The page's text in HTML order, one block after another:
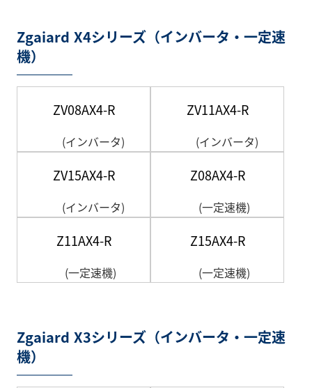
Zgaiard X4シリーズ（インバータ・一定速
機）
ZV08AX4-R
(インバータ)
ZV11AX4-R
(インバータ)
ZV15AX4-R
(インバータ)
Z08AX4-R
(一定速機)
Z11AX4-R
(一定速機)
Z15AX4-R
(一定速機)
Zgaiard X3シリーズ（インバータ・一定速
機）